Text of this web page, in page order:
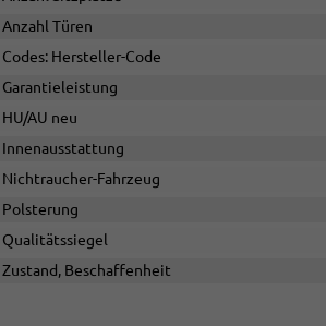
Anzahl Türen
Codes: Hersteller-Code
Garantieleistung
HU/AU neu
Innenausstattung
Nichtraucher-Fahrzeug
Polsterung
Qualitätssiegel
Zustand, Beschaffenheit